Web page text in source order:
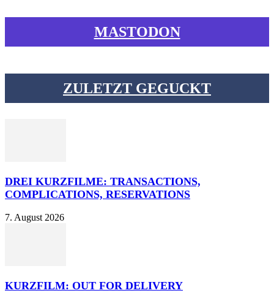
MASTODON
ZULETZT GEGUCKT
DREI KURZFILME: TRANSACTIONS,
COMPLICATIONS, RESERVATIONS
7. August 2026
KURZFILM: OUT FOR DELIVERY